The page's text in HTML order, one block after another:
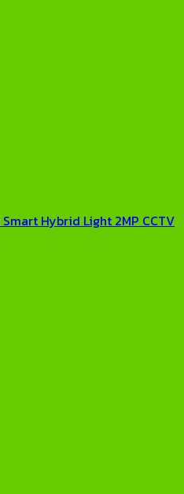
Hybrid Light 2MP CCTV